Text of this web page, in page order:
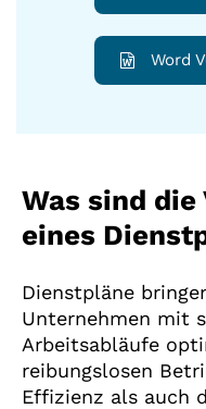
Word
Was sind
eines
Dienstpläne
Unternehmen mit
Arbeitsabläufe
reibungslosen
Effizienz als auch